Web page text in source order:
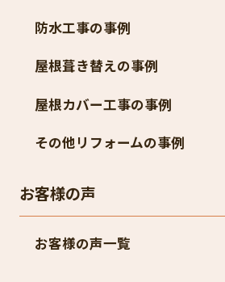
防水工事の事例
屋根葺き替えの事例
屋根カバー工事の事例
その他リフォームの事例
お客様の声
お客様の声一覧